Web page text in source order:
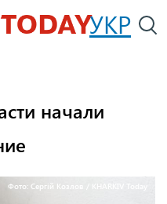
УКР
начали
Фото: Сергій Козлов / KHARKIV Today